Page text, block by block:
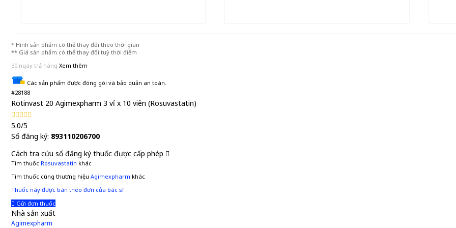
* Hình sản phẩm có thể thay đổi theo thời gian
** Giá sản phẩm có thể thay đổi tuỳ thời điểm
30 ngày trả hàng Xem thêm
Các sản phẩm được đóng gói và bảo quản an toàn.
#28188
Rotinvast 20 Agimexpharm 3 vỉ x 10 viên (Rosuvastatin)
5.0/5
Số đăng ký: 893110206700
Cách tra cứu số đăng ký thuốc được cấp phép
Tìm thuốc Rosuvastatin khác
Tìm thuốc cùng thương hiệu Agimexpharm khác
Thuốc này được bán theo đơn của bác sĩ
Gửi đơn thuốc
Nhà sản xuất
Agimexpharm